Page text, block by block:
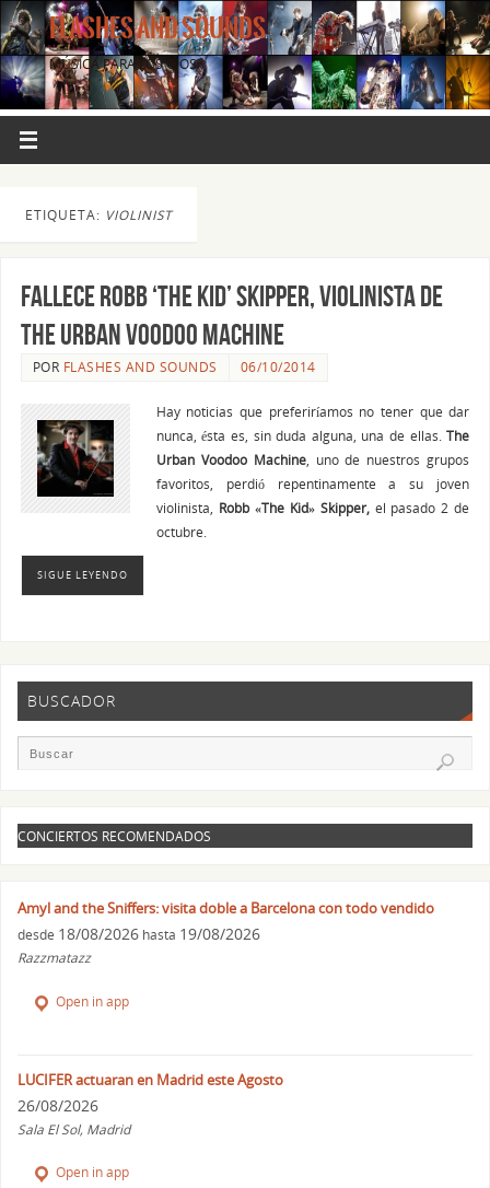
FLASHES AND SOUNDS
MÚSICA PARA LOS OJOS.
ETIQUETA: VIOLINIST
Fallece Robb ‘The Kid’ Skipper, violinista de
The Urban Voodoo Machine
POR FLASHES AND SOUNDS 06/10/2014
Hay noticias que preferiríamos no tener que dar
nunca, ésta es, sin duda alguna, una de ellas.The
Urban Voodoo Machine, uno de nuestros grupos
favoritos, perdió repentinamente a su joven
violinista, Robb «The Kid» Skipper, el pasado 2 de
octubre.
SIGUE LEYENDO
BUSCADOR
CONCIERTOS RECOMENDADOS
Amyl and the Sniffers: visita doble a Barcelona con todo vendido
desde 18/08/2026 hasta 19/08/2026
Razzmatazz
Open in app
LUCIFER actuaran en Madrid este Agosto
26/08/2026
Sala El Sol, Madrid
Open in app